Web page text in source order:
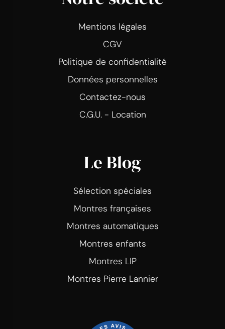
Mentions légales
CGV
Politique de confidentialité
Données personnelles
Contactez-nous
C.G.U. - Location
Le Blog
Sélection spéciales
Montres françaises
Montres automatiques
Montres enfants
Montres LIP
Montres Pierre Lannier